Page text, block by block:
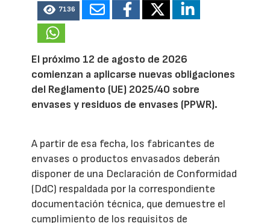
7136
El próximo 12 de agosto de 2026
comienzan a aplicarse nuevas obligaciones
del Reglamento (UE) 2025/40 sobre
envases y residuos de envases (PPWR).
A partir de esa fecha, los fabricantes de
envases o productos envasados deberán
disponer de una Declaración de Conformidad
(DdC) respaldada por la correspondiente
documentación técnica, que demuestre el
cumplimiento de los requisitos de